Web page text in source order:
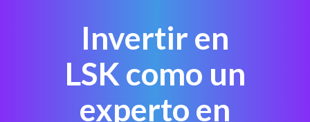
Invertir en
LSK como un
experto en